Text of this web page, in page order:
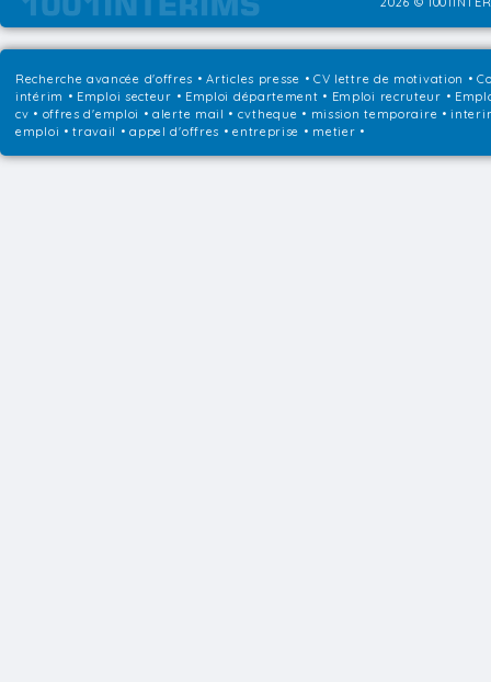
Recherche avancée d'offres •Articles presse • CV lettre de motivation •
intérim • Emploi secteur • Emploi département • Emploi recruteur •
cv • offres d'emploi • alerte mail • cvtheque • mission temporaire •
emploi • travail • appel d'offres • entreprise • metier •